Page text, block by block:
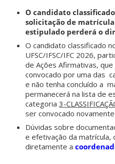
O candidato
solicitação de
estipulado perderá o
O candidato classificado
UFSC/IFSC/IFC 2026,
de Ações Afirmativas,
convocado por uma das
e não tenha concluído a
permanecerá na lista de
categoria3-
ser convocado
Dúvidas sobre
e efetivação da matrícula,
diretamente a